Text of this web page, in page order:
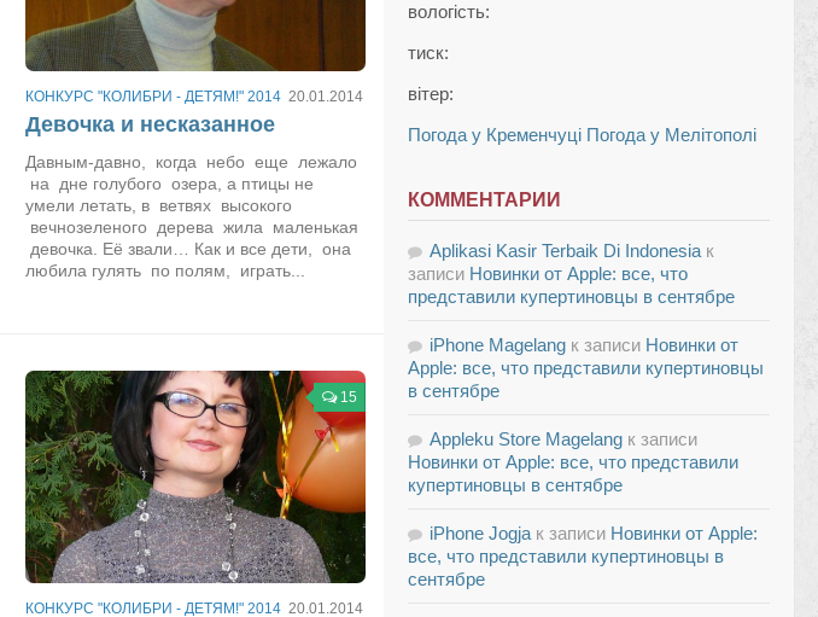
КОНКУРС "КОЛИБРИ - ДЕТЯМ!" 2014 20.01.2014
Девочка и несказанное
Давным-давно, когда небо еще лежало
на дне голубого озера, а птицы не
умели летать, в ветвях высокого
вечнозеленого дерева жила маленькая
девочка. Её звали… Как и все дети, она
любила гулять по полям, играть...
15
КОНКУРС "КОЛИБРИ - ДЕТЯМ!" 2014 20.01.2014
вологість:
тиск:
вітер:
Погода у Кременчуці Погода у Мелітополі
КОММЕНТАРИИ
Aplikasi Kasir Terbaik Di Indonesia к
записи Новинки от Apple: все, что
представили купертиновцы в сентябре
iPhone Magelang к записи Новинки от
Apple: все, что представили купертиновцы
в сентябре
Appleku Store Magelang к записи
Новинки от Apple: все, что представили
купертиновцы в сентябре
iPhone Jogja к записи Новинки от Apple:
все, что представили купертиновцы в
сентябре